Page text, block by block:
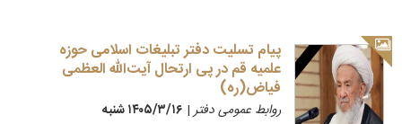
پیام تسلیت دفتر تبلیغات اسلامی حوزه
علمیه قم در پی ارتحال آیت‌الله العظمی
فیاض(ره)
روابط عمومی دفتر| ۱۴۰۵/۳/۱۶ شنبه